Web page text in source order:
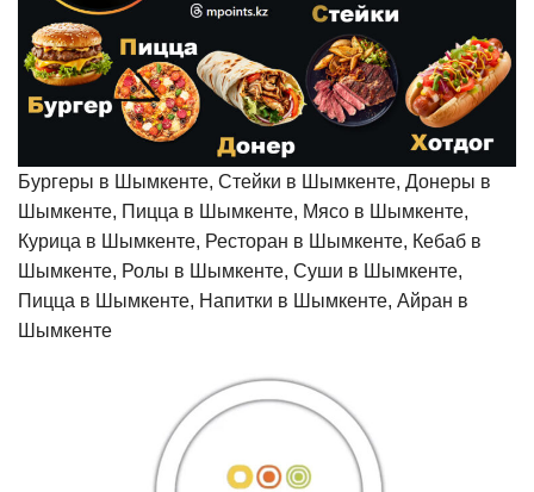
Бургеры в Шымкенте, Стейки в Шымкенте, Донеры в
Шымкенте, Пицца в Шымкенте, Мясо в Шымкенте,
Курица в Шымкенте, Ресторан в Шымкенте, Кебаб в
Шымкенте, Ролы в Шымкенте, Суши в Шымкенте,
Пицца в Шымкенте, Напитки в Шымкенте, Айран в
Шымкенте